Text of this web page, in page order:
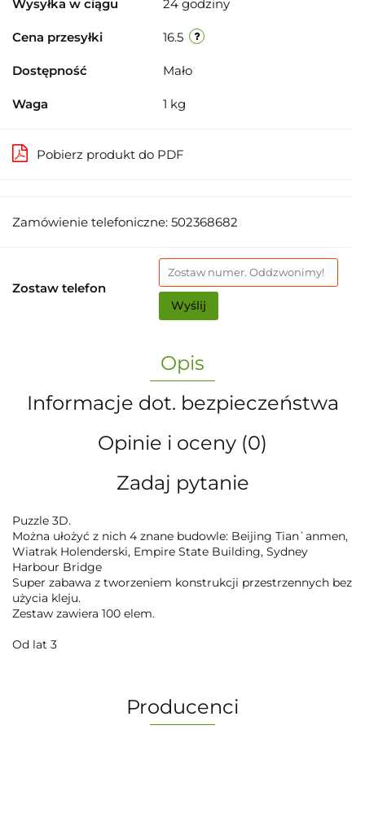
Wysyłka w ciągu 24 godziny
Cena przesyłki 16.5
Dostępność Mało
Waga 1 kg
Pobierz produkt do PDF
Zamówienie telefoniczne: 502368682
Zostaw telefon
Wyślij
Opis
Informacje dot. bezpieczeństwa
Opinie i oceny (0)
Zadaj pytanie
Puzzle 3D.
Można ułożyć z nich 4 znane budowle: Beijing Tian`anmen,
Wiatrak Holenderski, Empire State Building, Sydney
Harbour Bridge
Super zabawa z tworzeniem konstrukcji przestrzennych bez
użycia kleju.
Zestaw zawiera 100 elem.
Od lat 3
Producenci